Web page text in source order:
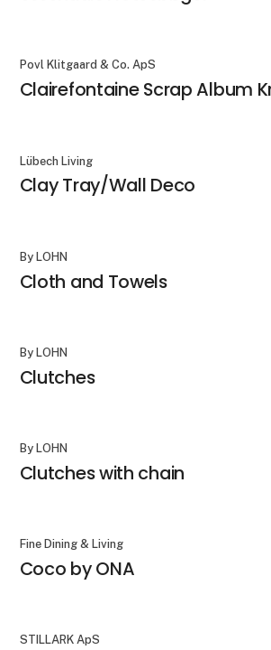
Povl Klitgaard & Co. ApS
Clairefontaine Scrap Album
Lübech Living
Clay Tray/Wall Deco
By LOHN
Cloth and Towels
By LOHN
Clutches
By LOHN
Clutches with chain
Fine Dining & Living
Coco by ONA
STILLARK ApS